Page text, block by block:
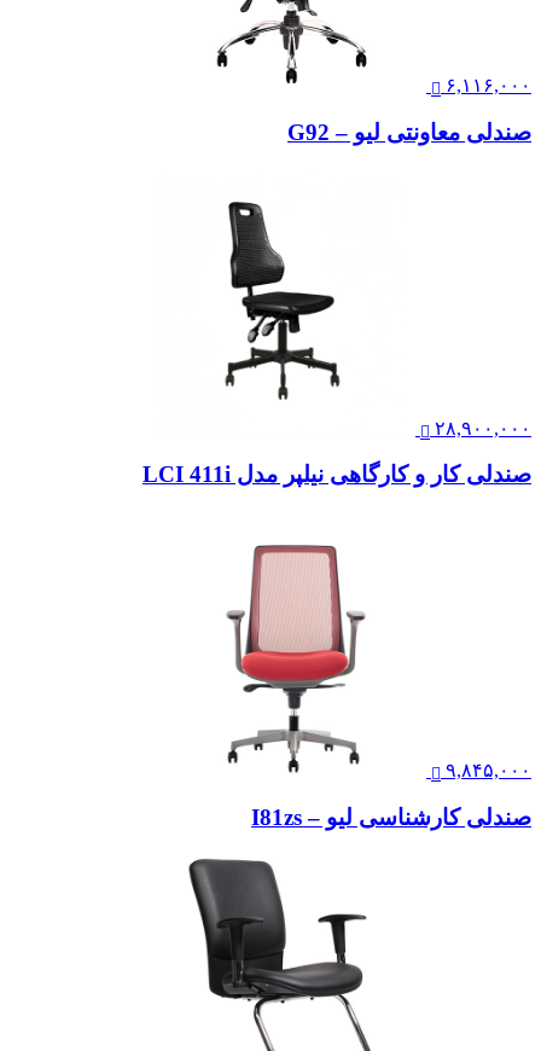
۶,۱۱۶,۰۰۰
صندلی معاونتی لیو – G92
۲۸,۹۰۰,۰۰۰
صندلی کار و کارگاهی نیلپر مدل LCI 411i
۹,۸۴۵,۰۰۰
صندلی کارشناسی لیو – I81zs